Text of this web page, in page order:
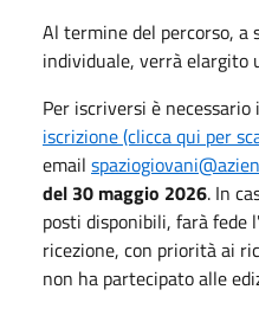
Al termine del percorso,
individuale, verrà elargito
Per iscriversi è
iscrizione (clicca qui per
email
del 30 maggio 2026. In
posti disponibili, farà fede
ricezione, con priorità ai
non ha partecipato alle